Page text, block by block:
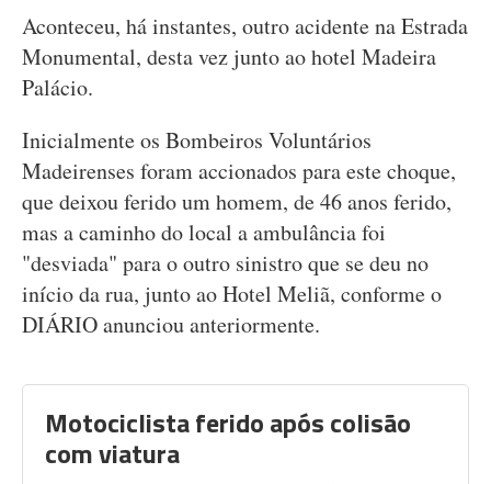
Aconteceu, há instantes, outro acidente na Estrada
Monumental, desta vez junto ao hotel Madeira
Palácio.
Inicialmente os Bombeiros Voluntários
Madeirenses foram accionados para este choque,
que deixou ferido um homem, de 46 anos ferido,
mas a caminho do local a ambulância foi
"desviada" para o outro sinistro que se deu no
início da rua, junto ao Hotel Meliã, conforme o
DIÁRIO anunciou anteriormente.
Motociclista ferido após colisão
com viatura